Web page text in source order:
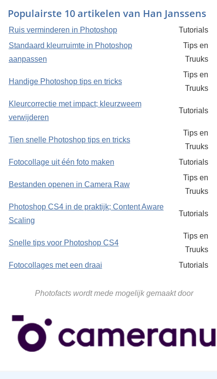
Populairste 10 artikelen van Han Janssens
Ruis verminderen in Photoshop
Tutorials
Standaard kleurruimte in Photoshop
aanpassen
Tips en
Truuks
Handige Photoshop tips en tricks
Tips en
Truuks
Kleurcorrectie met impact; kleurzweem
verwijderen
Tutorials
Tien snelle Photoshop tips en tricks
Tips en
Truuks
Fotocollage uit één foto maken
Tutorials
Bestanden openen in Camera Raw
Tips en
Truuks
Photoshop CS4 in de praktijk; Content Aware
Scaling
Tutorials
Snelle tips voor Photoshop CS4
Tips en
Truuks
Fotocollages met een draai
Tutorials
Photofacts wordt mede mogelijk gemaakt door